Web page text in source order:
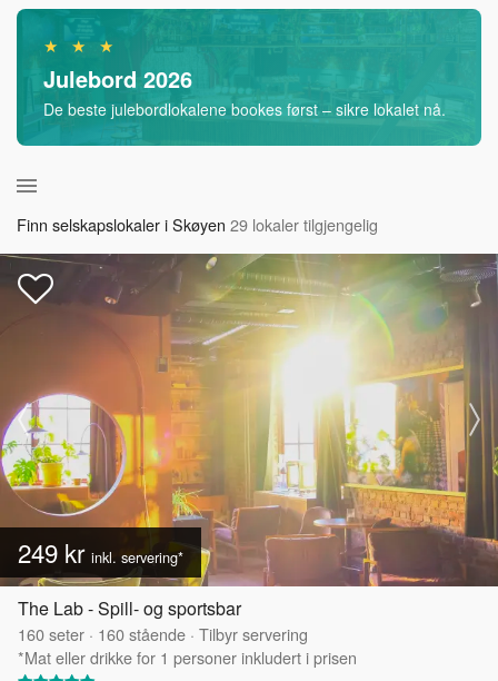
★ ★ ★
Julebord 2026
De beste julebordlokalene bookes først – sikre lokalet nå.
Finn selskapslokaler i Skøyen 29 lokaler tilgjengelig
249 kr inkl. servering*
The Lab - Spill- og sportsbar
160seter · 160stående · Tilbyr servering
*Mat eller drikke for 1 personer inkludert i prisen